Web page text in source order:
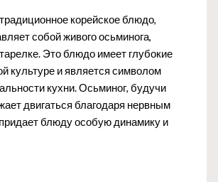
корейское блюдо,
собой живого осьминога,
Это блюдо имеет глубокие
культуре и является символом
кухни. Осьминог, будучи
двигаться благодаря нервным
блюду особую динамику и